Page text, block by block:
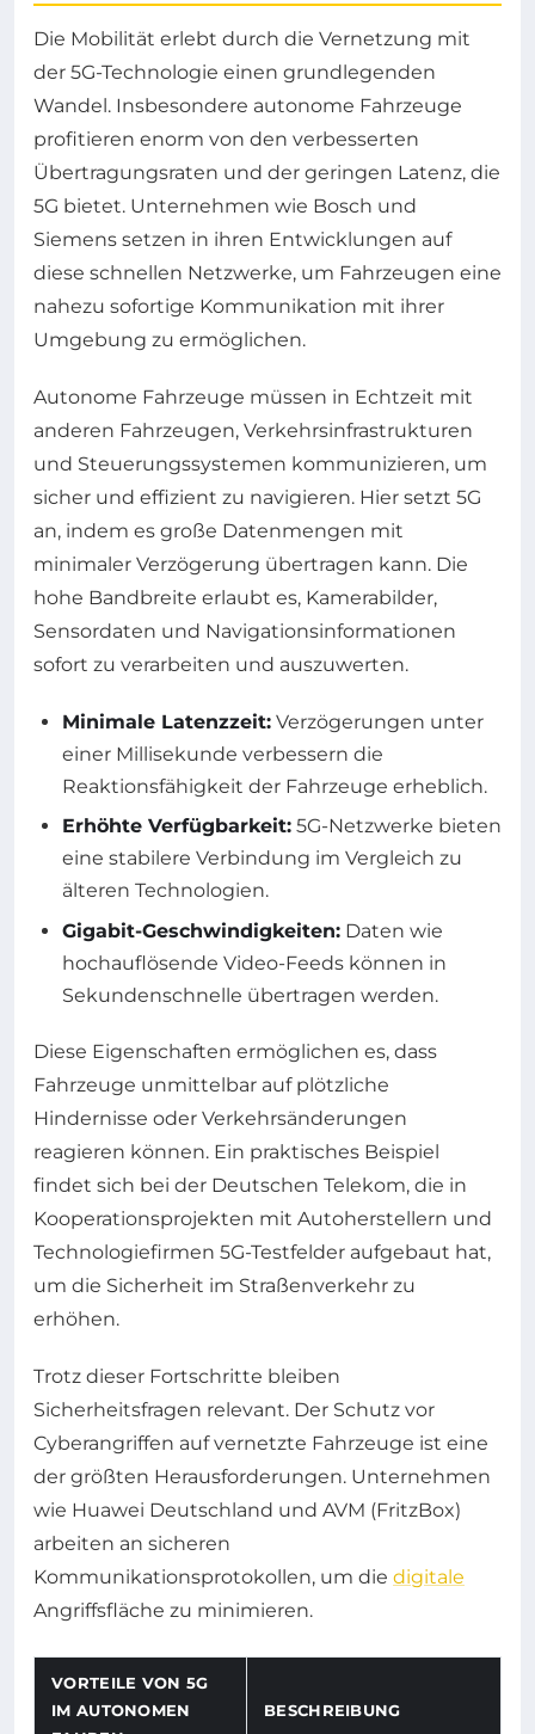
Die Mobilität erlebt durch die Vernetzung mit
der 5G-Technologie einen grundlegenden
Wandel. Insbesondere autonome Fahrzeuge
profitieren enorm von den verbesserten
Übertragungsraten und der geringen Latenz, die
5G bietet. Unternehmen wie Bosch und
Siemens setzen in ihren Entwicklungen auf
diese schnellen Netzwerke, um Fahrzeugen eine
nahezu sofortige Kommunikation mit ihrer
Umgebung zu ermöglichen.
Autonome Fahrzeuge müssen in Echtzeit mit
anderen Fahrzeugen, Verkehrsinfrastrukturen
und Steuerungssystemen kommunizieren, um
sicher und effizient zu navigieren. Hier setzt 5G
an, indem es große Datenmengen mit
minimaler Verzögerung übertragen kann. Die
hohe Bandbreite erlaubt es, Kamerabilder,
Sensordaten und Navigationsinformationen
sofort zu verarbeiten und auszuwerten.
Minimale Latenzzeit: Verzögerungen unter
einer Millisekunde verbessern die
Reaktionsfähigkeit der Fahrzeuge erheblich.
Erhöhte Verfügbarkeit: 5G-Netzwerke bieten
eine stabilere Verbindung im Vergleich zu
älteren Technologien.
Gigabit-Geschwindigkeiten: Daten wie
hochauflösende Video-Feeds können in
Sekundenschnelle übertragen werden.
Diese Eigenschaften ermöglichen es, dass
Fahrzeuge unmittelbar auf plötzliche
Hindernisse oder Verkehrsänderungen
reagieren können. Ein praktisches Beispiel
findet sich bei der Deutschen Telekom, die in
Kooperationsprojekten mit Autoherstellern und
Technologiefirmen 5G-Testfelder aufgebaut hat,
um die Sicherheit im Straßenverkehr zu
erhöhen.
Trotz dieser Fortschritte bleiben
Sicherheitsfragen relevant. Der Schutz vor
Cyberangriffen auf vernetzte Fahrzeuge ist eine
der größten Herausforderungen. Unternehmen
wie Huawei Deutschland und AVM (FritzBox)
arbeiten an sicheren
Kommunikationsprotokollen, um die digitale
Angriffsfläche zu minimieren.
VORTEILE VON 5G
IM AUTONOMEN
BESCHREIBUNG